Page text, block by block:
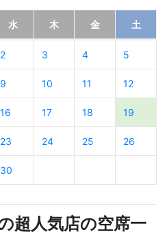
水 木 金 土
2 3 4 5
9 10 11 12
16 17 18 19
23 24 25 26
30
超人気店の空席一